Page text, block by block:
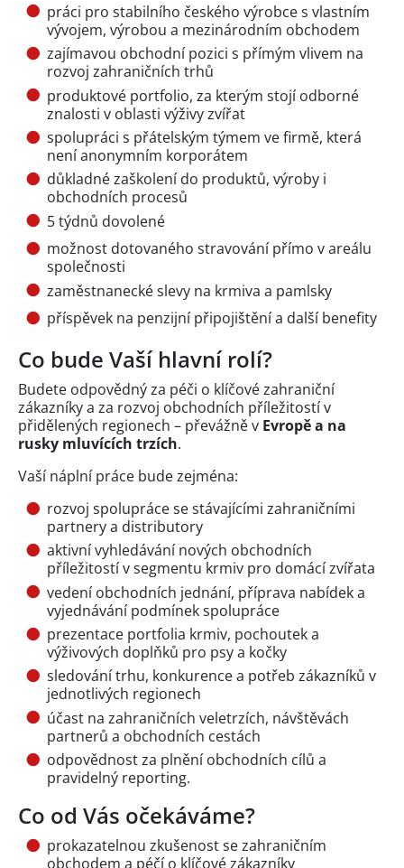
práci pro stabilního českého výrobce s vlastním
vývojem, výrobou a mezinárodním obchodem
zajímavou obchodní pozici s přímým vlivem na
rozvoj zahraničních trhů
produktové portfolio, za kterým stojí odborné
znalosti v oblasti výživy zvířat
spolupráci s přátelským týmem ve firmě, která
není anonymním korporátem
důkladné zaškolení do produktů, výroby i
obchodních procesů
5 týdnů dovolené
možnost dotovaného stravování přímo v areálu
společnosti
zaměstnanecké slevy na krmiva a pamlsky
příspěvek na penzijní připojištění a další benefity
Co bude Vaší hlavní rolí?
Budete odpovědný za péči o klíčové zahraniční
zákazníky a za rozvoj obchodních příležitostí v
přidělených regionech – převážně v Evropě a na
rusky mluvících trzích.
Vaší náplní práce bude zejména:
rozvoj spolupráce se stávajícími zahraničními
partnery a distributory
aktivní vyhledávání nových obchodních
příležitostí v segmentu krmiv pro domácí zvířata
vedení obchodních jednání, příprava nabídek a
vyjednávání podmínek spolupráce
prezentace portfolia krmiv, pochoutek a
výživových doplňků pro psy a kočky
sledování trhu, konkurence a potřeb zákazníků v
jednotlivých regionech
účast na zahraničních veletrzích, návštěvách
partnerů a obchodních cestách
odpovědnost za plnění obchodních cílů a
pravidelný reporting.
Co od Vás očekáváme?
prokazatelnou zkušenost se zahraničním
obchodem a péčí o klíčové zákazníky